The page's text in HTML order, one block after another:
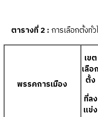
ตารางที่ 2 : การเลือกตั้งทั่
พรรคการเมือง
เขต
เลือก
ตั้ง
ที่ลง
แข่ง